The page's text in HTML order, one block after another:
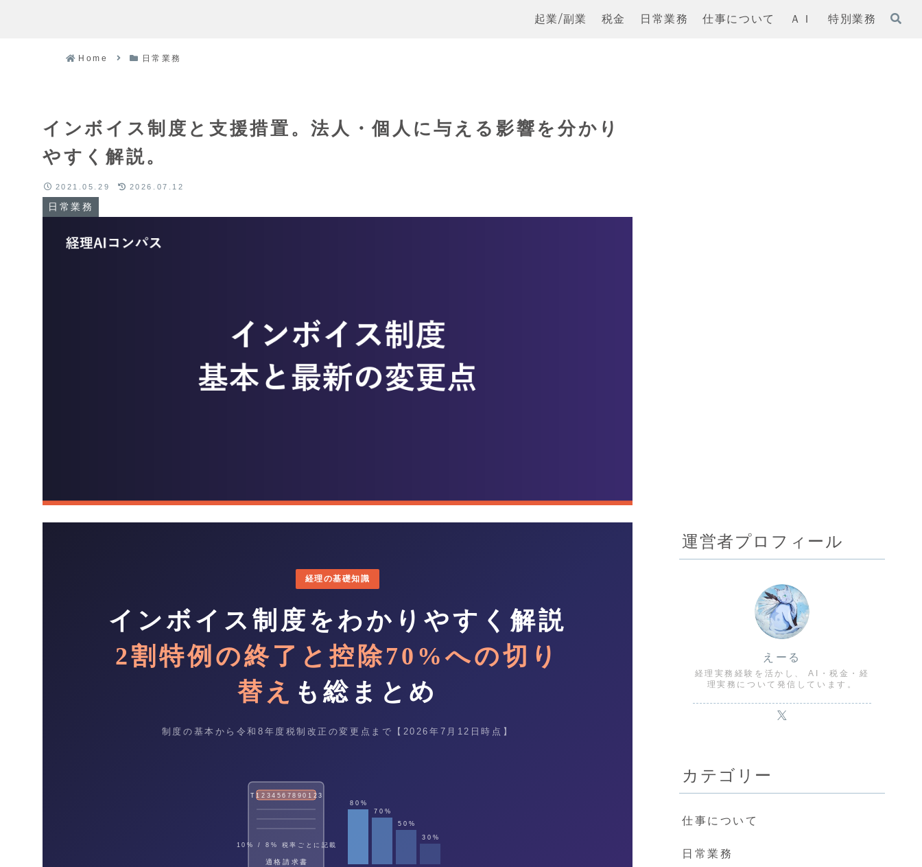
起業/副業 税金 日常業務 仕事について ＡＩ 特別業務
Home 日常業務
インボイス制度と支援措置。法人・個人に与える影響を分かり
やすく解説。
日常業務
2021.05.29 2026.07.12
経理の基礎知識
インボイス制度をわかりやすく解説
2割特例の終了と控除70%への切り
替え も総まとめ
制度の基本から令和8年度税制改正の変更点まで【2026年7月12日時点】
T1234567890123
10% / 8% 税率ごとに記載
適格請求書
80%
70%
50%
30%
運営者プロフィール
えーる
経理実務経験を活かし、 AI・税金・経
理実務について発信しています。
カテゴリー
仕事について
日常業務